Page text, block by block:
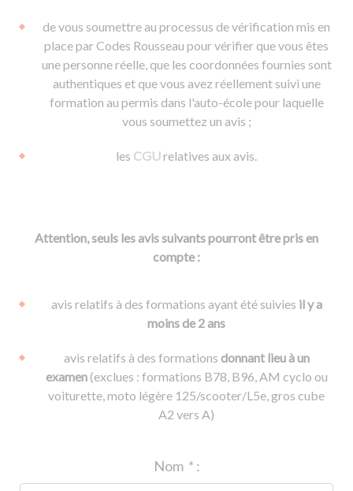
de vous soumettre au processus de vérification mis en
place par Codes Rousseau pour vérifier que vous êtes
une personne réelle, que les coordonnées fournies sont
authentiques et que vous avez réellement suivi une
formation au permis dans l'auto-école pour laquelle
vous soumettez un avis ;
les CGUrelatives aux avis.
Attention, seuls les avis suivants pourront être pris en
compte :
avis relatifs à des formations ayant été suivies il y a
moins de 2 ans
avis relatifs à des formations donnant lieu à un
examen(exclues : formations B78, B96, AM cyclo ou
voiturette, moto légère 125/scooter/L5e, gros cube
A2 vers A)
* :